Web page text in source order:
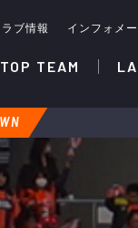
ラブ情報 インフォメ
TOP TEAM